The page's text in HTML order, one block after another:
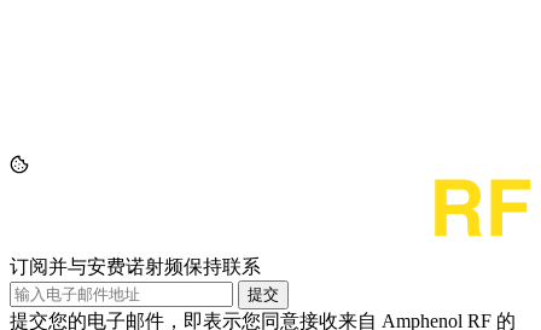
订阅并与安费诺射频保持联系
提交
提交您的电子邮件，即表示您同意接收来自 Amphenol RF 的